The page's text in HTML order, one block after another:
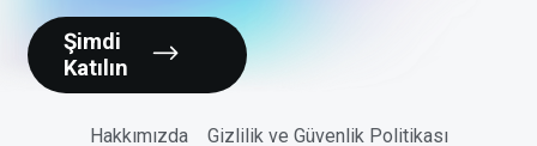
Şimdi
Katılın
Hakkımızda Gizlilik ve Güvenlik Politikası